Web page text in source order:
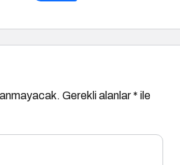
Gerekli alanlar* ile